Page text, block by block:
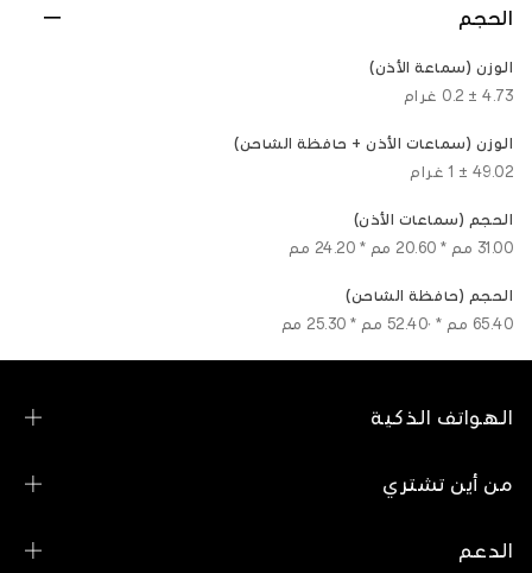
الحجم
الوزن (سماعة الأذن)
4.73 ± 0.2 غرام
الوزن (سماعات الأذن + حافظة الشاحن)
49.02 ± 1 غرام
الحجم (سماعات الأذن)
31.00 مم * 20.60 مم * 24.20 مم
الحجم (حافظة الشاحن)
65.40 مم * 52.40٠ مم * 25.30 مم
الهواتف الذكية
سلسلة OPPO Find N
سلسلة OPPO Reno
من أين تشتري
الدعم